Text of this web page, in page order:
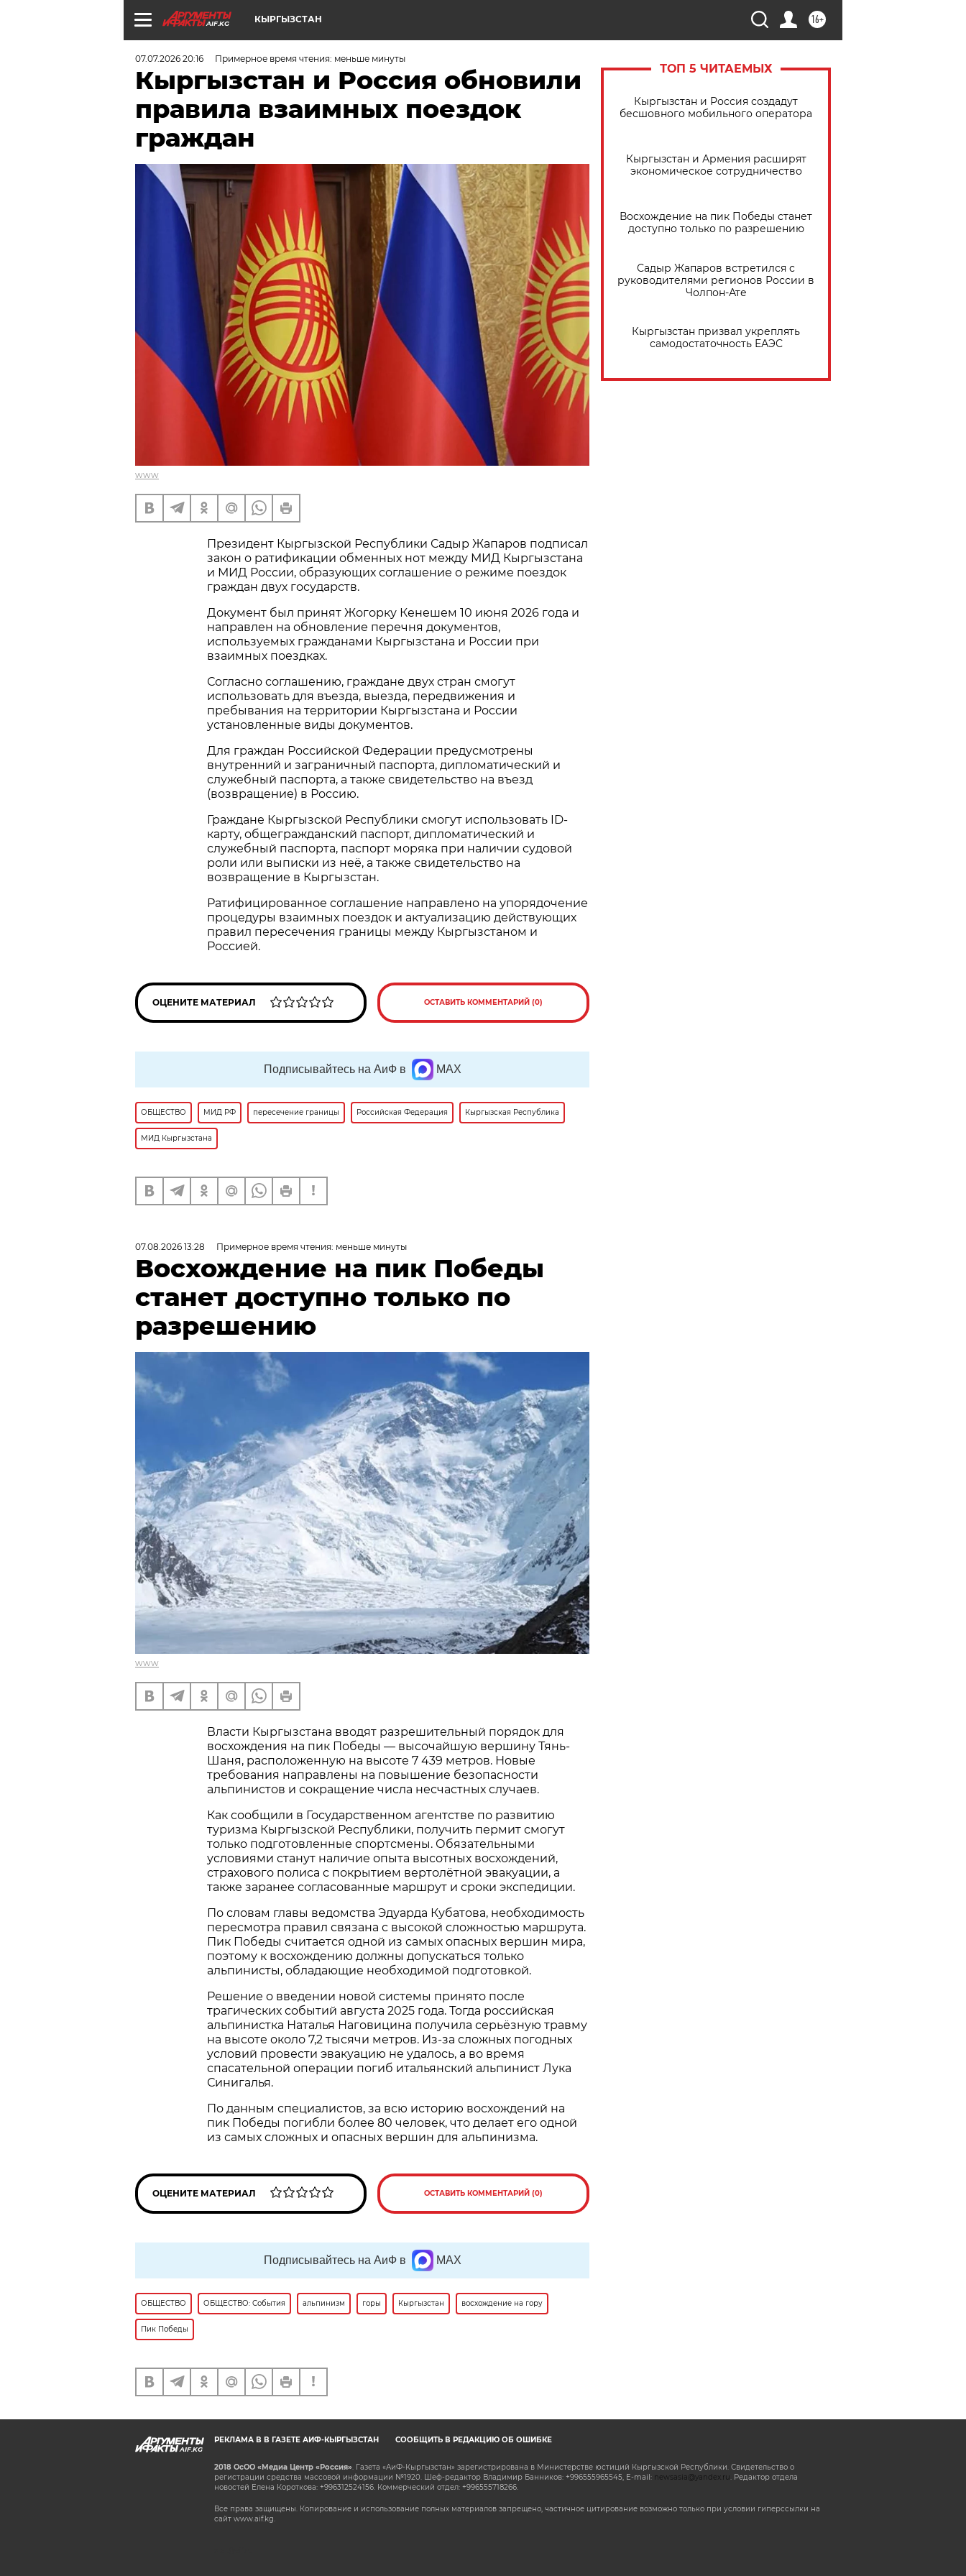
AIF.KG 16+
КЫРГЫЗСТАН
07.07.2026 20:16 Примерное время чтения: меньше минуты
Кыргызстан и Россия обновили
правила взаимных поездок
граждан
www
Президент Кыргызской Республики Садыр Жапаров подписал
закон о ратификации обменных нот между МИД Кыргызстана
и МИД России, образующих соглашение о режиме поездок
граждан двух государств.
Документ был принят Жогорку Кенешем 10 июня 2026 года и
направлен на обновление перечня документов,
используемых гражданами Кыргызстана и России при
взаимных поездках.
Согласно соглашению, граждане двух стран смогут
использовать для въезда, выезда, передвижения и
пребывания на территории Кыргызстана и России
установленные виды документов.
Для граждан Российской Федерации предусмотрены
внутренний и заграничный паспорта, дипломатический и
служебный паспорта, а также свидетельство на въезд
(возвращение) в Россию.
Граждане Кыргызской Республики смогут использовать ID-
карту, общегражданский паспорт, дипломатический и
служебный паспорта, паспорт моряка при наличии судовой
роли или выписки из неё, а также свидетельство на
возвращение в Кыргызстан.
Ратифицированное соглашение направлено на упорядочение
процедуры взаимных поездок и актуализацию действующих
правил пересечения границы между Кыргызстаном и
Россией.
ОЦЕНИТЕ МАТЕРИАЛ ОСТАВИТЬ КОММЕНТАРИЙ (0)
Подписывайтесь на АиФ в MAX
ОБЩЕСТВО МИД РФ пересечение границы Российская Федерация Кыргызская Республика
МИД Кыргызстана
ТОП 5 ЧИТАЕМЫХ
Кыргызстан и Россия создадут
бесшовного мобильного оператора
Кыргызстан и Армения расширят
экономическое сотрудничество
Восхождение на пик Победы станет
доступно только по разрешению
Садыр Жапаров встретился с
руководителями регионов России в
Чолпон-Ате
Кыргызстан призвал укреплять
самодостаточность ЕАЭС
07.08.2026 13:28 Примерное время чтения: меньше минуты
Восхождение на пик Победы
станет доступно только по
разрешению
www
Власти Кыргызстана вводят разрешительный порядок для
восхождения на пик Победы — высочайшую вершину Тянь-
Шаня, расположенную на высоте 7 439 метров. Новые
требования направлены на повышение безопасности
альпинистов и сокращение числа несчастных случаев.
Как сообщили в Государственном агентстве по развитию
туризма Кыргызской Республики, получить пермит смогут
только подготовленные спортсмены. Обязательными
условиями станут наличие опыта высотных восхождений,
страхового полиса с покрытием вертолётной эвакуации, а
также заранее согласованные маршрут и сроки экспедиции.
По словам главы ведомства Эдуарда Кубатова, необходимость
пересмотра правил связана с высокой сложностью маршрута.
Пик Победы считается одной из самых опасных вершин мира,
поэтому к восхождению должны допускаться только
альпинисты, обладающие необходимой подготовкой.
Решение о введении новой системы принято после
трагических событий августа 2025 года. Тогда российская
альпинистка Наталья Наговицина получила серьёзную травму
на высоте около 7,2 тысячи метров. Из-за сложных погодных
условий провести эвакуацию не удалось, а во время
спасательной операции погиб итальянский альпинист Лука
Синигалья.
По данным специалистов, за всю историю восхождений на
пик Победы погибли более 80 человек, что делает его одной
из самых сложных и опасных вершин для альпинизма.
ОЦЕНИТЕ МАТЕРИАЛ ОСТАВИТЬ КОММЕНТАРИЙ (0)
Подписывайтесь на АиФ в MAX
ОБЩЕСТВО ОБЩЕСТВО: События альпинизм горы Кыргызстан восхождение на гору
Пик Победы
AIF.KG
РЕКЛАМА В В ГАЗЕТЕ АИФ-КЫРГЫЗСТАН СООБЩИТЬ В РЕДАКЦИЮ ОБ ОШИБКЕ
2018 ОсОО «Медиа Центр «Россия» . Газета «АиФ-Кыргызстан» зарегистрирована в Министерстве юстиций Кыргызской Республики. Свидетельство о
регистрации средства массовой информации №1920. Шеф-редактор Владимир Банников: +996555965545, E-mail: newsasia@yandex.ru . Редактор отдела
новостей Елена Короткова: +996312524156. Коммерческий отдел: +996555718266.
Все права защищены. Копирование и использование полных материалов запрещено, частичное цитирование возможно только при условии гиперссылки на
сайт www.aif.kg.